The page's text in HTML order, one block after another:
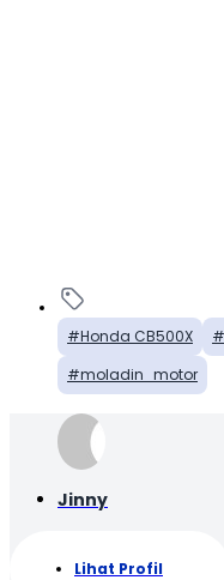
Honda CB500X
moladin_motor
Jinny
Lihat Profil